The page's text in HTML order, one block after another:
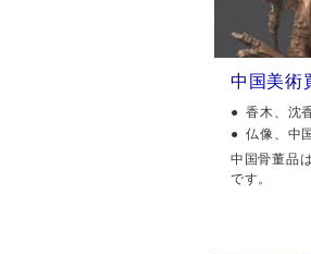
中国美術
香木、沈
仏像、中
中国骨董品
です。